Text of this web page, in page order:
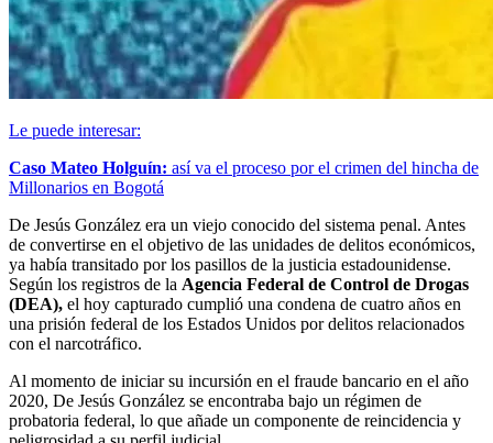
Le puede interesar:
Caso Mateo Holguín: así va el proceso por el crimen del hincha de
Millonarios en Bogotá
De Jesús González era un viejo conocido del sistema penal. Antes
de convertirse en el objetivo de las unidades de delitos económicos,
ya había transitado por los pasillos de la justicia estadounidense.
Según los registros de la Agencia Federal de Control de Drogas
(DEA), el hoy capturado cumplió una condena de cuatro años en
una prisión federal de los Estados Unidos por delitos relacionados
con el narcotráfico.
Al momento de iniciar su incursión en el fraude bancario en el año
2020, De Jesús González se encontraba bajo un régimen de
probatoria federal, lo que añade un componente de reincidencia y